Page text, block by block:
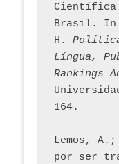
Científica
Brasil. In
H.
Língua,
Rankings
164.
Lemos,
por ser